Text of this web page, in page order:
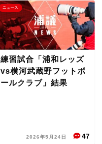
ニュース
練習試合「浦和レッズ
vs横河武蔵野フットボ
ールクラブ」結果
2026年5月24日 47